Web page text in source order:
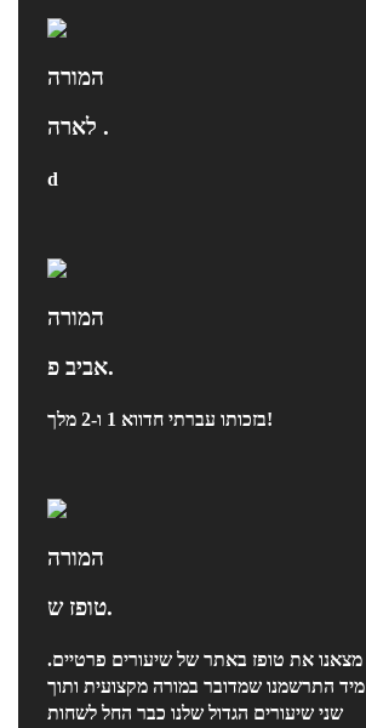
המורה
לארה .
d
המורה
אביב פ.
בזכותו עברתי חדווא 1 ו-2 מלך!
המורה
טופז ש.
מצאנו את טופז באתר של שיעורים פרטיים.
מיד התרשמנו שמדובר במורה מקצועית ותוך
שני שיעורים הגדול שלנו כבר החל לשחות